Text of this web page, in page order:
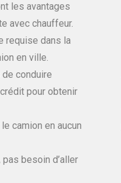
les avantages
avec chauffeur.
requise dans la
en ville.
conduire
pour obtenir
camion en aucun
besoin d’aller